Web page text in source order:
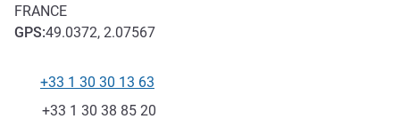
FRANCE
GPS:49.0372, 2.07567
Téléphone
+33 1 30 30 13 63
Fax
+33 1 30 38 85 20